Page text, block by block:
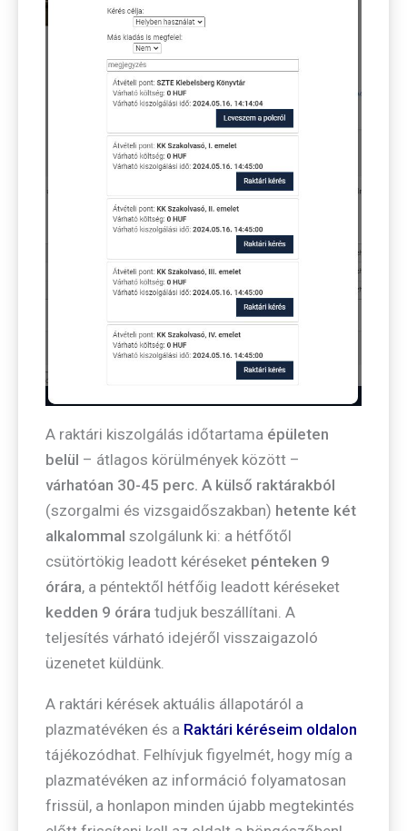
A raktári kiszolgálás időtartama épületen
belül – átlagos körülmények között –
várhatóan 30-45 perc. A külső raktárakból
(szorgalmi és vizsgaidőszakban) hetente két
alkalommal szolgálunk ki: a hétfőtől
csütörtökig leadott kéréseket pénteken 9
órára, a péntektől hétfőig leadott kéréseket
kedden 9 órára tudjuk beszállítani. A
teljesítés várható idejéről visszaigazoló
üzenetet küldünk.
A raktári kérések aktuális állapotáról a
plazmatévéken és a Raktári kéréseim oldalon
tájékozódhat. Felhívjuk figyelmét, hogy míg a
plazmatévéken az információ folyamatosan
frissül, a honlapon minden újabb megtekintés